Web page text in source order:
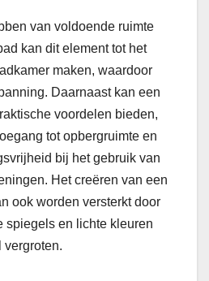
van voldoende ruimte
kan dit element tot het
maken, waardoor
Daarnaast kan een
voordelen bieden,
tot opbergruimte en
bij het gebruik van
Het creëren van een
ook worden versterkt door
spiegels en lichte kleuren
vergroten.